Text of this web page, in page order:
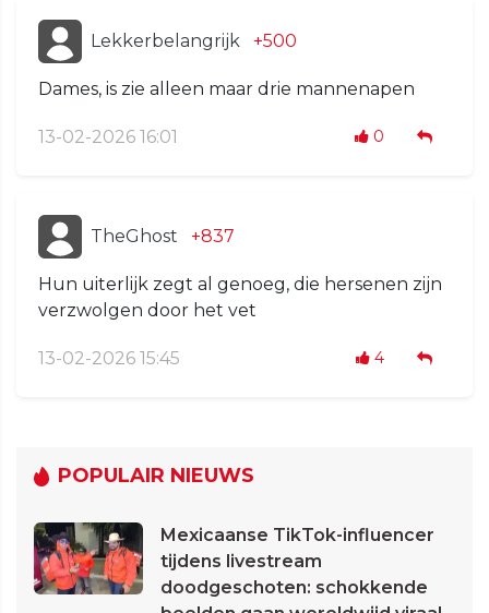
Lekkerbelangrijk +500
Dames, is zie alleen maar drie mannenapen
13-02-2026 16:01 0
TheGhost +837
Hun uiterlijk zegt al genoeg, die hersenen zijn
verzwolgen door het vet
13-02-2026 15:45 4
POPULAIR NIEUWS
Mexicaanse TikTok-influencer
tijdens livestream
doodgeschoten: schokkende